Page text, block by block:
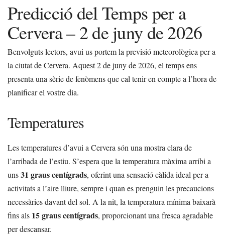
Predicció del Temps per a
Cervera – 2 de juny de 2026
Benvolguts lectors, avui us portem la previsió meteorològica per a
la ciutat de Cervera. Aquest 2 de juny de 2026, el temps ens
presenta una sèrie de fenòmens que cal tenir en compte a l’hora de
planificar el vostre dia.
Temperatures
Les temperatures d’avui a Cervera són una mostra clara de
l’arribada de l’estiu. S’espera que la temperatura màxima arribi a
uns31 graus centígrads, oferint una sensació càlida ideal per a
activitats a l’aire lliure, sempre i quan es prenguin les precaucions
necessàries davant del sol. A la nit, la temperatura mínima baixarà
fins als 15 graus centígrads, proporcionant una fresca agradable
per descansar.